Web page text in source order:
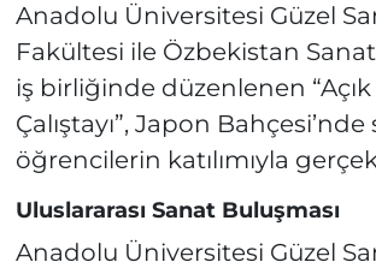
Anadolu Üniversitesi Güzel
Fakültesi ile Özbekistan
iş birliğinde düzenlenen
Çalıştayı”, Japon Bahçesi’nde
öğrencilerin katılımıyla
Uluslararası Sanat Buluşması
Anadolu Üniversitesi Güzel